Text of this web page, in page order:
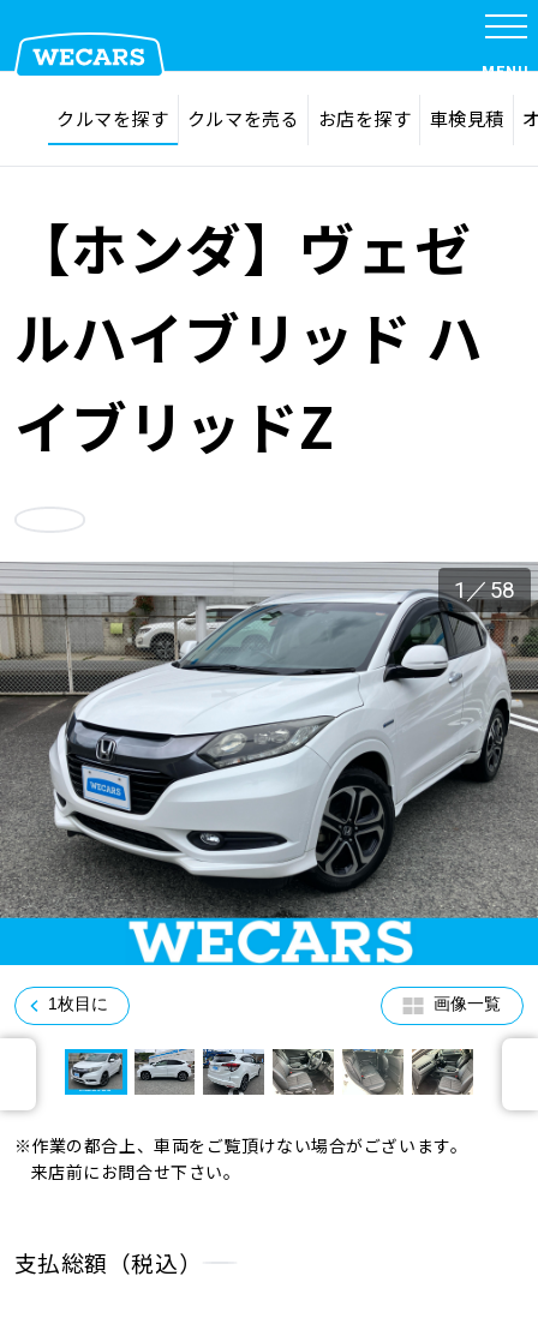
在庫検索 サイト内検索
MENU
クルマを探す
クルマを売る
お店を探す
車検サービス トップ
車検料金・メニュー
品質管理とサポート体制
オイル交換・点検・整備予約
お役立ち情報
お問い合わせ
企業情報 採用情報
0120-733-500
クルマを探す クルマを売る お店を探す 車検見積
【ホンダ】ヴェゼ
ルハイブリッド ハ
イブリッドZ
お気に入り
1／58
1枚目に 画像一覧
※作業の都合上、車両をご覧頂けない場合がございます。
来店前にお問合せ下さい。
支払総額（税込）